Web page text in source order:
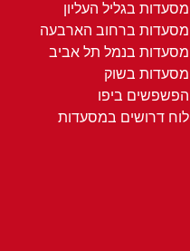
מסעדות בגליל העליון
מסעדות ברחוב הארבעה
מסעדות בנמל תל אביב
מסעדות בשוק
הפשפשים ביפו
לוח דרושים במסעדות